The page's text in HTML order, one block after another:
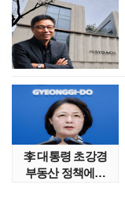
李 대통령 초강경
부동산 정책에…